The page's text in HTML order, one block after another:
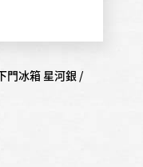
冰箱 星河銀 /